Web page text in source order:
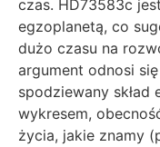
czas. HD73583c
egzoplanetą, co
dużo czasu na
argument odnosi
spodziewany skład
wykresem,
życia, jakie znamy